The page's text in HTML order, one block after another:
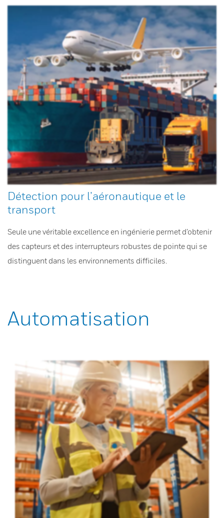
Détection pour l’aéronautique et le
transport
Seule une véritable excellence en ingénierie permet d’obtenir
des capteurs et des interrupteurs robustes de pointe qui se
distinguent dans les environnements difficiles.
Automatisation